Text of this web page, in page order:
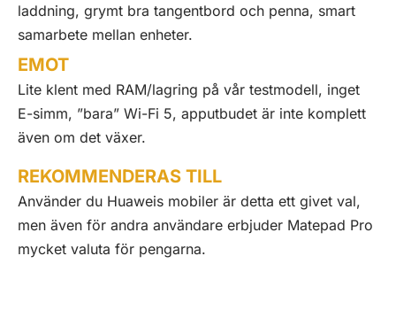
laddning, grymt bra tangentbord och penna, smart
samarbete mellan enheter.
EMOT
Lite klent med RAM/lagring på vår testmodell, inget
E-simm, ”bara” Wi-Fi 5, apputbudet är inte komplett
även om det växer.
REKOMMENDERAS TILL
Använder du Huaweis mobiler är detta ett givet val,
men även för andra användare erbjuder Matepad Pro
mycket valuta för pengarna.